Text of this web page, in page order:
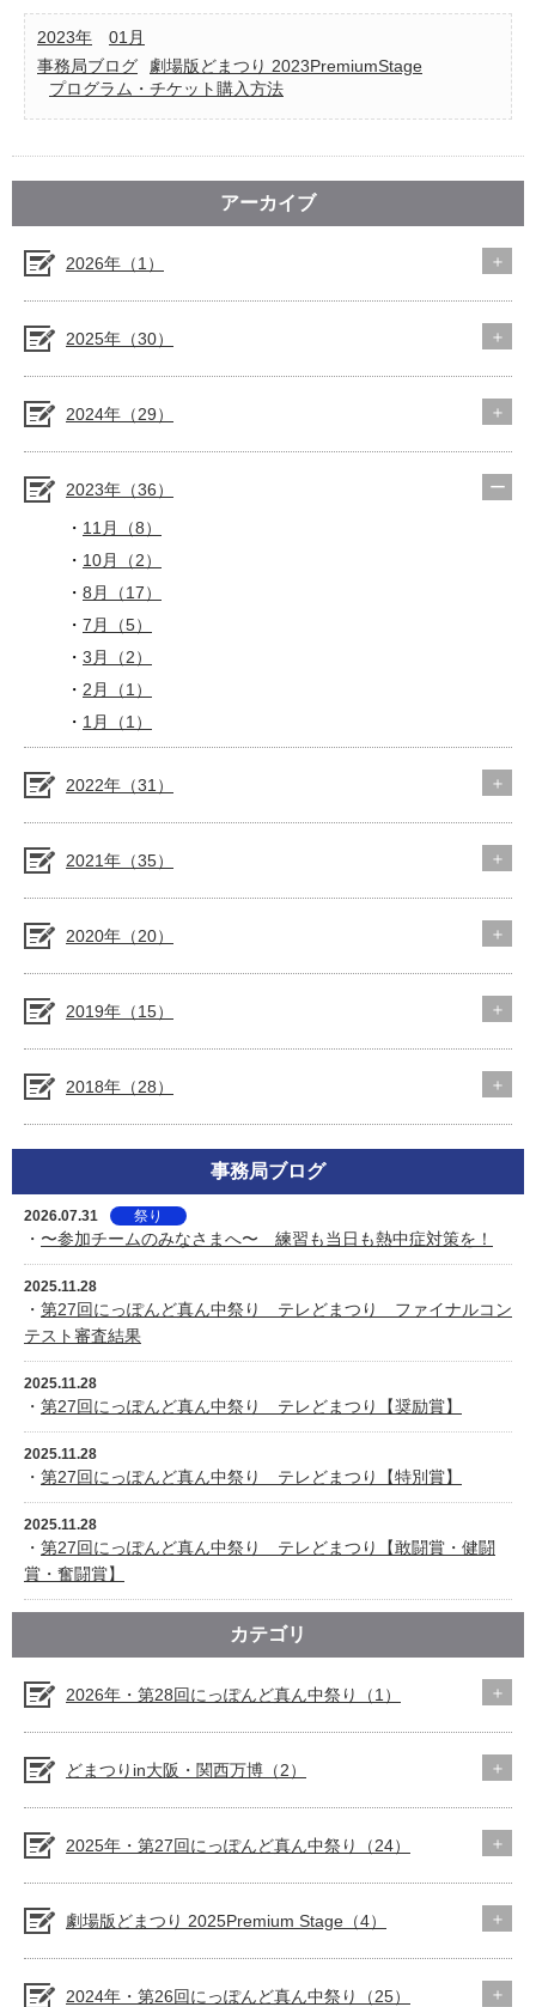
2023年
01月
事務局ブログ
劇場版どまつり 2023PremiumStage
プログラム・チケット購入方法
アーカイブ
2026年（1）
2025年（30）
2024年（29）
2023年（36）
11月（8）
10月（2）
8月（17）
7月（5）
3月（2）
2月（1）
1月（1）
2022年（31）
2021年（35）
2020年（20）
2019年（15）
2018年（28）
事務局ブログ
2026.07.31 祭り
・ 〜参加チームのみなさまへ〜 練習も当日も熱中症対策を！
2025.11.28
・ 第27回にっぽんど真ん中祭り テレどまつり ファイナルコン
テスト審査結果
2025.11.28
・ 第27回にっぽんど真ん中祭り テレどまつり【奨励賞】
2025.11.28
・ 第27回にっぽんど真ん中祭り テレどまつり【特別賞】
2025.11.28
・ 第27回にっぽんど真ん中祭り テレどまつり【敢闘賞・健闘
賞・奮闘賞】
カテゴリ
2026年・第28回にっぽんど真ん中祭り（1）
どまつりin大阪・関西万博（2）
2025年・第27回にっぽんど真ん中祭り（24）
劇場版どまつり 2025Premium Stage（4）
2024年・第26回にっぽんど真ん中祭り（25）